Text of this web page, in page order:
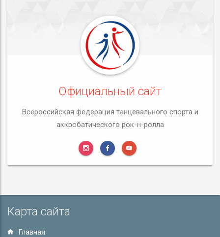
Официальный сайт
Всероссийская федерация танцевального спорта и
аккробатического рок-н-ролла
Карта сайта
Главная